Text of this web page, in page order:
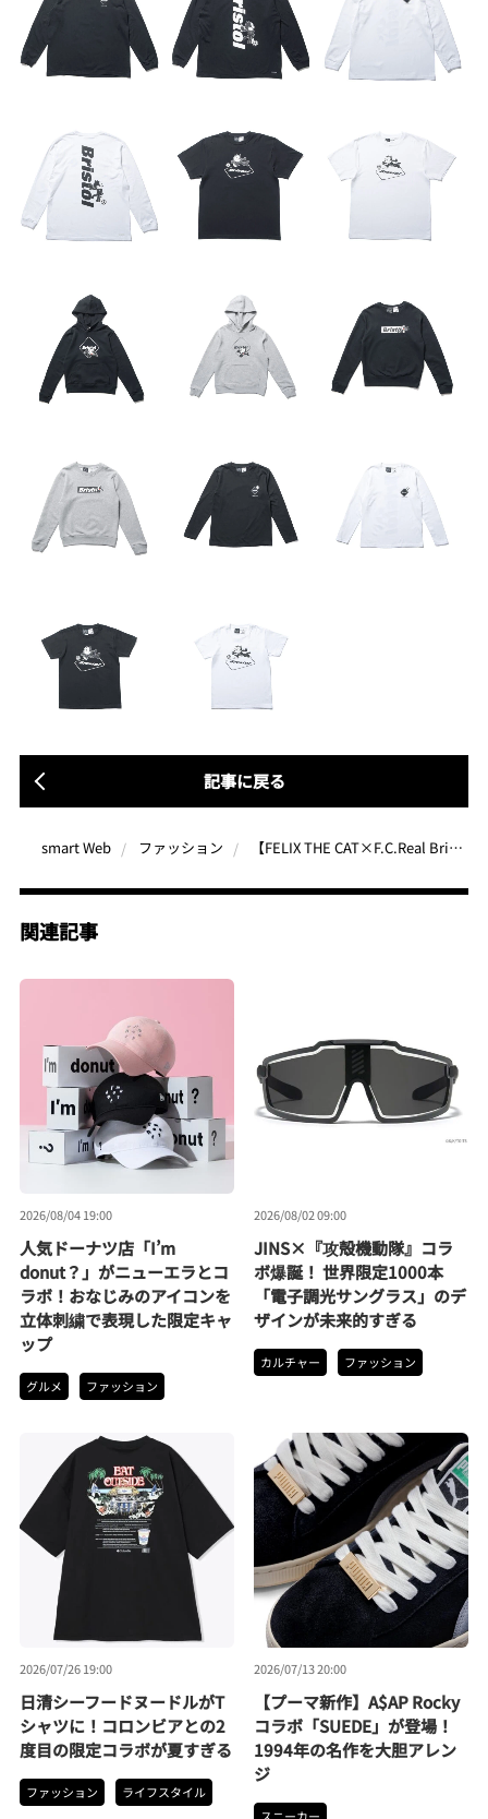
記事に戻る
smart Web ファッション 【FELIX THE CAT×F.C.Real Bristol】世界中で愛される猫“フィリックス”とコラボ！親子で着こなせるホリデーコレクション
関連記事
2026/08/04 19:00
人気ドーナツ店「I’m
donut？」がニューエラとコ
ラボ！おなじみのアイコンを
立体刺繍で表現した限定キャ
ップ
グルメ ファッション
2026/08/02 09:00
JINS×『攻殻機動隊』コラ
ボ爆誕！ 世界限定1000本
「電子調光サングラス」のデ
ザインが未来的すぎる
カルチャー ファッション
2026/07/26 19:00
日清シーフードヌードルがT
シャツに！コロンビアとの2
度目の限定コラボが夏すぎる
ファッション ライフスタイル
2026/07/13 20:00
【プーマ新作】A$AP Rocky
コラボ「SUEDE」が登場！
1994年の名作を大胆アレン
ジ
スニーカー